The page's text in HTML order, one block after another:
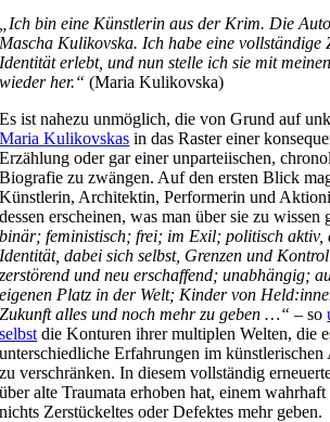
„Ich bin eine Künstlerin aus der Krim. Die
Mascha Kulikovska. Ich habe eine vollständige
Identität erlebt, und nun stelle ich sie mit
wieder her.“(Maria Kulikovska)
Es ist nahezu unmöglich, die von Grund auf
Maria Kulikovskas in das Raster einer
Erzählung oder gar einer unparteiischen,
Biografie zu zwängen. Auf den ersten Blick
Künstlerin, Architektin, Performerin und
dessen erscheinen, was man über sie zu wissen
binär; feministisch; frei; im Exil; politisch aktiv,
Identität, dabei sich selbst, Grenzen und
zerstörend und neu erschaffend; unabhängig;
eigenen Platz in der Welt; Kinder von
Zukunft alles und noch mehr zu geben …“ – so
selbst die Konturen ihrer multiplen Welten, die
unterschiedliche Erfahrungen im
zu verschränken. In diesem vollständig
über alte Traumata erhoben hat, einem
nichts Zerstückeltes oder Defektes mehr geben.